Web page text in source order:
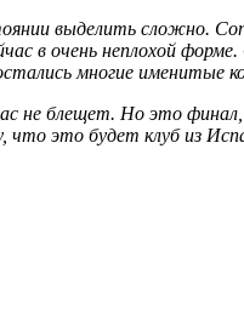
выделить сложно.
в очень неплохой
многие именитые
не блещет. Но это
это будет клуб из